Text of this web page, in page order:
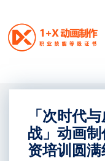
「次时代
战」动画
资培训圆